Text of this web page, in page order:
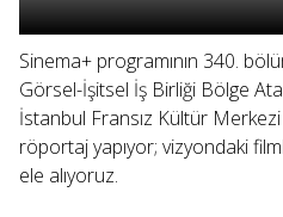
Sinema+ programının 340.
Görsel-İşitsel İş Birliği Bölge
İstanbul Fransız Kültür
röportaj yapıyor; vizyondaki
ele alıyoruz.